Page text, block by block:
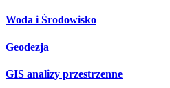
Woda i Środowisko
Geodezja
GIS analizy przestrzenne